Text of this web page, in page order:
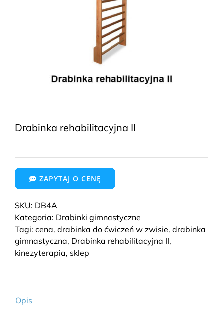
Drabinka rehabilitacyjna II
ZAPYTAJ O CENĘ
SKU: DB4A
Kategoria: Drabinki gimnastyczne
Tagi: cena, drabinka do ćwiczeń w zwisie, drabinka
gimnastyczna, Drabinka rehabilitacyjna II,
kinezyterapia, sklep
Opis